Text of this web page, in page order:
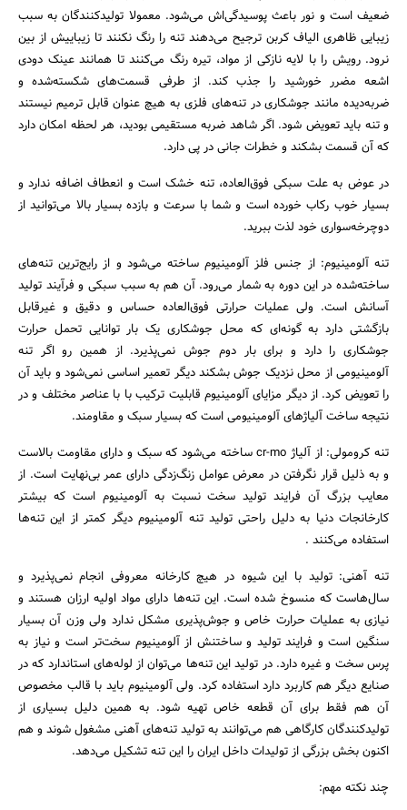
ضعیف است و نور باعث پوسیدگی‌اش می‌شود. معمولا تولیدکنندگان به سبب
زیبایی ظاهری الیاف کربن ترجیح می‌دهند تنه را رنگ نکنند تا زیباییش از بین
نرود. رویش را با لایه نازکی از مواد، تیره رنگ می‌کنند تا همانند عینک دودی
اشعه مضرر خورشید را جذب کند. از طرفی قسمت‌های شکسته‌شده و
ضربه‌دیده مانند جوشکاری در تنه‌های فلزی به هیچ عنوان قابل ترمیم نیستند
و تنه باید تعویض شود. اگر شاهد ضربه مستقیمی بودید، هر لحظه امکان دارد
که آن قسمت بشکند و خطرات جانی در پی دارد.
در عوض به علت سبکی فوق‌العاده، تنه خشک است و انعطاف اضافه ندارد و
بسیار خوب رکاب خورده است و شما با سرعت و بازده بسیار بالا می‌توانید از
دوچرخه‌سواری خود لذت ببرید.
تنه آلومینیوم: از جنس فلز آلومینیوم ساخته می‌شود و از رایج‌‌ترین تنه‌های
ساخته‌شده در این دوره به شمار می‌رود. آن هم به سبب سبکی و فرآیند تولید
آسانش است. ولی عملیات حرارتی فوق‌العاده حساس و دقیق و غیرقابل
بازگشتی دارد به گونه‌ای که محل جوشکاری یک بار توانایی تحمل حرارت
جوشکاری را دارد و برای بار دوم جوش نمی‌پذیرد. از همین رو اگر تنه
آلومینیومی از محل نزدیک جوش بشکند دیگر تعمیر اساسی نمی‌شود و باید آن
را تعویض کرد. از دیگر مزایای آلومینیوم قابلیت ترکیب با با عناصر مختلف و در
نتیجه ساخت آلیاژهای آلومینیومی است که بسیار سبک و مقاومند.
تنه کرومولی: از آلیاژ cr-mo ساخته می‌شود که سبک و دارای مقاومت بالاست
و به ذلیل قرار نگرفتن در معرض عوامل زنگ‌زدگی دارای عمر بی‌نهایت است. از
معایب بزرگ آن فرایند تولید سخت نسبت به آلومینیوم است که بیشتر
کارخانجات دنیا به دلیل راحتی تولید تنه آلومینیوم دیگر کمتر از این تنه‌ها
استفاده می‌کنند .
تنه آهنی: تولید با این شیوه در هیچ کارخانه معروفی انجام نمی‌پذیرد و
سال‌هاست که منسوخ شده است. این تنه‌ها دارای مواد اولیه ارزان هستند و
نیازی به عملیات حرارت خاص و جوش‌پذیری مشکل ندارد ولی وزن آن بسیار
سنگین است و فرایند تولید و ساختنش از آلومینیوم سخت‌تر است و نیاز به
پرس سخت و غیره دارد. در تولید این تنه‌ها می‌توان از لوله‌های استاندارد که در
صنایع دیگر هم کاربرد دارد استفاده کرد. ولی آلومینیوم باید با قالب مخصوص
آن هم فقط برای آن قطعه خاص تهیه شود. به همین دلیل بسیاری از
تولیدکنندگان کارگاهی هم می‌توانند به تولید تنه‌های آهنی مشغول شوند و هم
اکنون بخش بزرگی از تولیدات داخل ایران را این تنه تشکیل می‌دهد.
چند نکته مهم: